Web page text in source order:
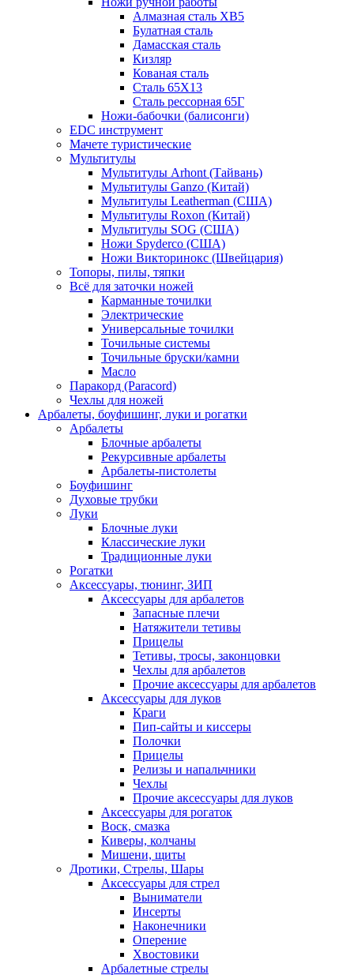
Алмазная сталь ХВ5
Булатная сталь
Дамасская сталь
Кизляр
Кованая сталь
Сталь 65Х13
Сталь рессорная 65Г
Ножи-бабочки (балисонги)
EDC инструмент
Мачете туристические
Мультитулы
Мультитулы Arhont (Тайвань)
Мультитулы Ganzo (Китай)
Мультитулы Leatherman (США)
Мультитулы Roxon (Китай)
Мультитулы SOG (США)
Ножи Spyderco (США)
Ножи Викторинокс (Швейцария)
Топоры, пилы, тяпки
Всё для заточки ножей
Карманные точилки
Электрические
Универсальные точилки
Точильные системы
Точильные бруски/камни
Масло
Паракорд (Paracord)
Чехлы для ножей
Арбалеты, боуфишинг, луки и рогатки
Арбалеты
Блочные арбалеты
Рекурсивные арбалеты
Арбалеты-пистолеты
Боуфишинг
Духовые трубки
Луки
Блочные луки
Классические луки
Традиционные луки
Рогатки
Аксессуары, тюнинг, ЗИП
Аксессуары для арбалетов
Запасные плечи
Натяжители тетивы
Прицелы
Тетивы, тросы, законцовки
Чехлы для арбалетов
Прочие аксессуары для арбалетов
Аксессуары для луков
Краги
Пип-сайты и киссеры
Полочки
Прицелы
Релизы и напальчники
Чехлы
Прочие аксессуары для луков
Аксессуары для рогаток
Воск, смазка
Киверы, колчаны
Мишени, щиты
Дротики, Стрелы, Шары
Аксессуары для стрел
Выниматели
Инсерты
Наконечники
Оперение
Хвостовики
Арбалетные стрелы